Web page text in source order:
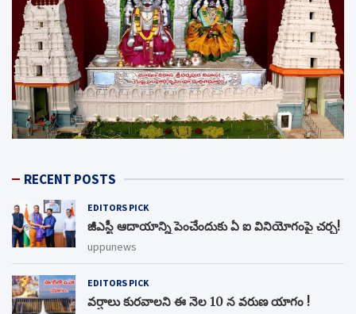
RECENT POSTS
EDITORS PICK
జీఎస్టీ ఆదాయాన్ని పెంచేందుకు ఏ ఐ వినియోగంపై చర్చ!
uppunews
EDITORS PICK
వర్షాలు కురవాలని ఈ నెల 10 న వరుణ యాగం !